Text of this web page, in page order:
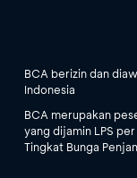
BCA berizin dan
Indonesia
BCA merupakan
yang dijamin LPS
Tingkat Bunga